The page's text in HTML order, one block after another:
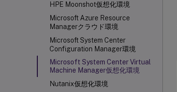
HPE Moonshot仮想化環境
Microsoft Azure Resource
Managerクラウド環境
Microsoft System Center
Configuration Manager環境
Microsoft System Center Virtual
Machine Manager仮想化環境
Nutanix仮想化環境